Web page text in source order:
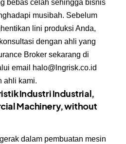
bebas celah sehingga bisnis
musibah. Sebelum
lini produksi Anda,
dengan ahli yang
Broker sekarang di
email halo@lngrisk.co.id
ahli kami.
Industri Industrial,
Machinery, without
dalam pembuatan mesin